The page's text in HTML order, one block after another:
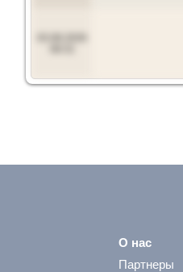
О нас
Партнеры